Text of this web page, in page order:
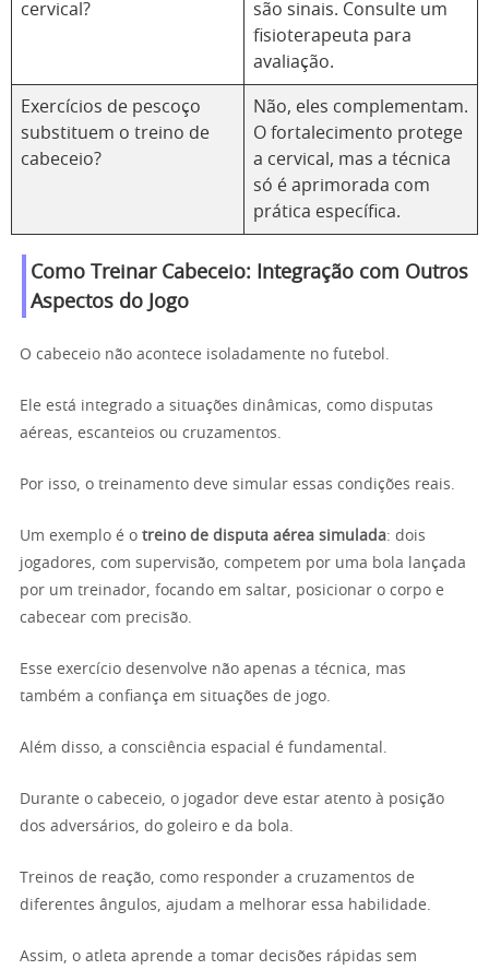
cervical?
são sinais. Consulte um
fisioterapeuta para
avaliação.
Exercícios de pescoço
substituem o treino de
cabeceio?
Não, eles complementam.
O fortalecimento protege
a cervical, mas a técnica
só é aprimorada com
prática específica.
Como Treinar Cabeceio: Integração com Outros
Aspectos do Jogo
O cabeceio não acontece isoladamente no futebol.
Ele está integrado a situações dinâmicas, como disputas
aéreas, escanteios ou cruzamentos.
Por isso, o treinamento deve simular essas condições reais.
Um exemplo é o treino de disputa aérea simulada: dois
jogadores, com supervisão, competem por uma bola lançada
por um treinador, focando em saltar, posicionar o corpo e
cabecear com precisão.
Esse exercício desenvolve não apenas a técnica, mas
também a confiança em situações de jogo.
Além disso, a consciência espacial é fundamental.
Durante o cabeceio, o jogador deve estar atento à posição
dos adversários, do goleiro e da bola.
Treinos de reação, como responder a cruzamentos de
diferentes ângulos, ajudam a melhorar essa habilidade.
Assim, o atleta aprende a tomar decisões rápidas sem